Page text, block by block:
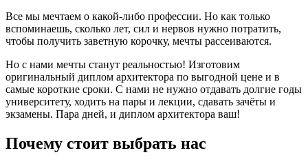
Все мы мечтаем о какой-либо профессии. Но как только
вспоминаешь, сколько лет, сил и нервов нужно потратить,
чтобы получить заветную корочку, мечты рассеиваются.
Но с нами мечты станут реальностью! Изготовим
оригинальный диплом архитектора по выгодной цене и в
самые короткие сроки. С нами не нужно отдавать долгие годы
университету, ходить на пары и лекции, сдавать зачёты и
экзамены. Пара дней, и диплом архитектора ваш!
Почему стоит выбрать нас